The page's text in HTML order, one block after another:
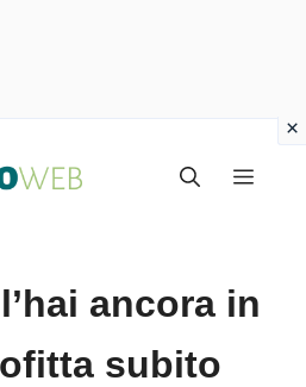
Menu
ancora in
subito